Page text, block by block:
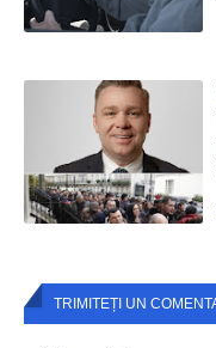
TRIMITEȚI UN